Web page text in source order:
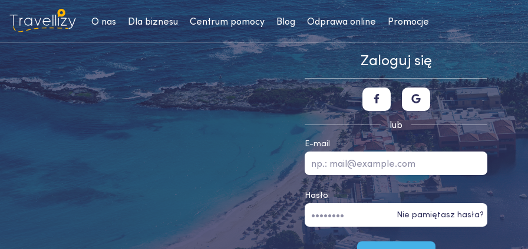
O nas Dla biznesu Centrum pomocy Blog Odprawa online Promocje
Zaloguj się
lub
E-mail
Hasło
Nie pamiętasz hasła?